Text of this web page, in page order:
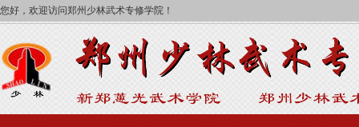
您好，欢迎访问郑州少林武术专修学院！